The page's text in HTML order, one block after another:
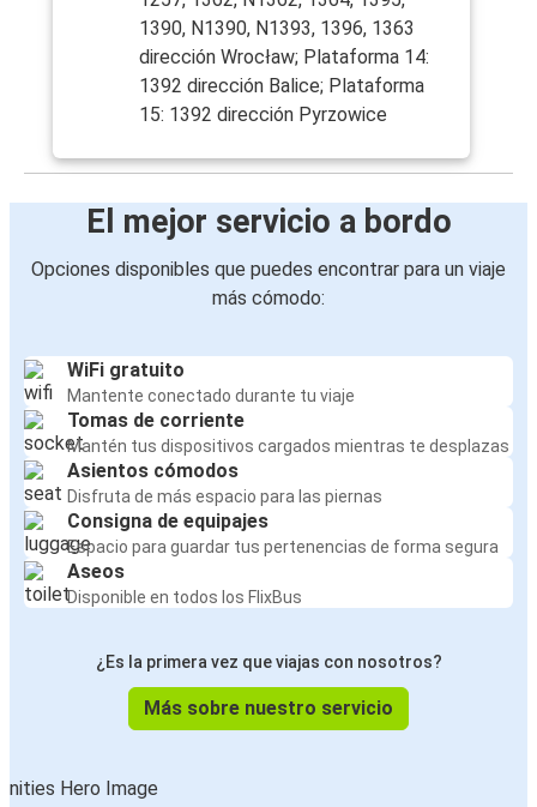
1390, N1390, N1393, 1396, 1363
dirección Wrocław; Plataforma 14:
1392 dirección Balice; Plataforma
15: 1392 dirección Pyrzowice
El mejor servicio a bordo
Opciones disponibles que puedes encontrar para un viaje
más cómodo:
WiFi gratuito
Mantente conectado durante tu viaje
Tomas de corriente
Mantén tus dispositivos cargados mientras te desplazas
Asientos cómodos
Disfruta de más espacio para las piernas
Consigna de equipajes
Espacio para guardar tus pertenencias de forma segura
Aseos
Disponible en todos los FlixBus
¿Es la primera vez que viajas con nosotros?
Más sobre nuestro servicio